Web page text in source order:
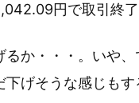
円で取引終了
るか・・・。いや
げそうな感じもす